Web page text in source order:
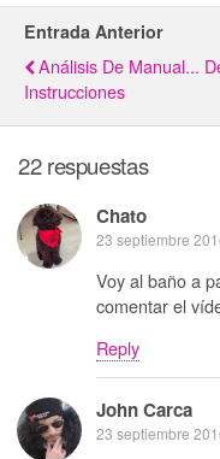
Entrada Anterior
Análisis De Manual...
Instrucciones
22 respuestas
Chato
23 septiembre
Voy al baño a
comentar el
Reply
John Carca
23 septiembre